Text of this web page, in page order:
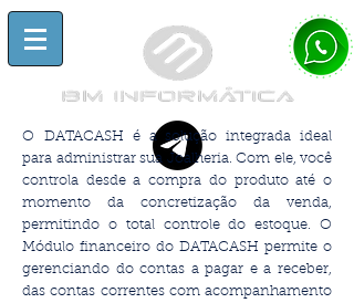
O DATACASH é a solução integrada ideal
para administrar sua Joalheria. Com ele, você
controla desde a compra do produto até o
momento da concretização da venda,
permitindo o total controle do estoque. O
Módulo financeiro do DATACASH permite o
gerenciando do contas a pagar e a receber,
das contas correntes com acompanhamento